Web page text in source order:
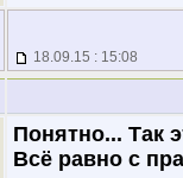
18.09.15 : 15:08
Понятно... Так
Всё равно с